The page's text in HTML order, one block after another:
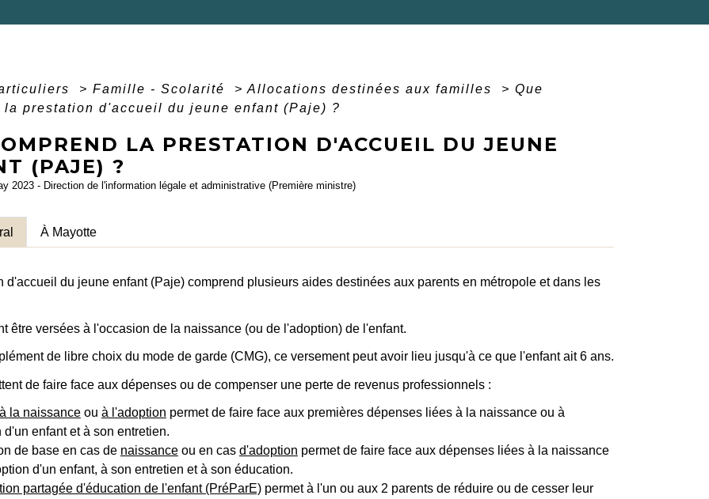
> Famille - Scolarité > Allocations destinées aux familles > Que
la prestation d'accueil du jeune enfant (Paje) ?
LA PRESTATION D'ACCUEIL DU JEUNE
(PAJE) ?
2023 - Direction de l'information légale et administrative (Première ministre)
À Mayotte
d'accueil du jeune enfant (Paje) comprend plusieurs aides destinées aux parents en métropole et dans les
être versées à l'occasion de la naissance (ou de l'adoption) de l'enfant.
de libre choix du mode de garde (CMG), ce versement peut avoir lieu jusqu'à ce que l'enfant ait 6 ans.
de faire face aux dépenses ou de compenser une perte de revenus professionnels :
la naissanceou à l'adoption permet de faire face aux premières dépenses liées à la naissance ou à
d'un enfant et à son entretien.
de base en cas de naissanceou en cas d'adoption permet de faire face aux dépenses liées à la naissance
d'un enfant, à son entretien et à son éducation.
partagée d'éducation de l'enfant (PréParE)permet à l'un ou aux 2 parents de réduire ou de cesser leur